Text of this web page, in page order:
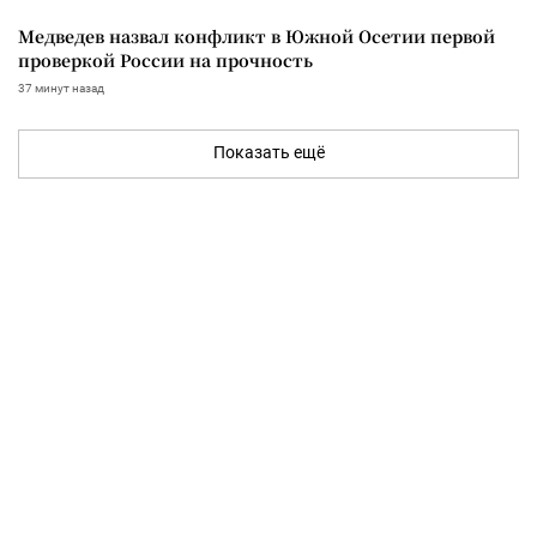
Медведев назвал конфликт в Южной Осетии первой
проверкой России на прочность
37 минут назад
Показать ещё